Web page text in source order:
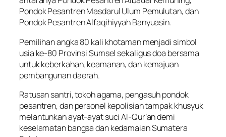
Pondok Pesantren Masdarul Ulum Pemulutan, dan
Pondok Pesantren Alfaqihiyyah Banyuasin.
Pemilihan angka 80 kali khotaman menjadi simbol
usia ke-80 Provinsi Sumsel sekaligus doa bersama
untuk keberkahan, keamanan, dan kemajuan
pembangunan daerah.
Ratusan santri, tokoh agama, pengasuh pondok
pesantren, dan personel kepolisian tampak khusyuk
melantunkan ayat-ayat suci Al-Qur’an demi
keselamatan bangsa dan kedamaian Sumatera